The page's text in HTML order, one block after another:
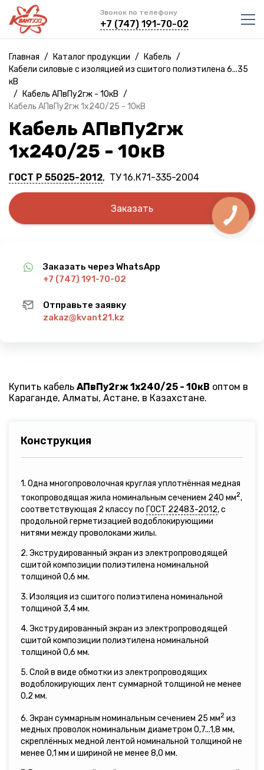
Звонок по телефону
+7 (747) 191-70-02
Главная / Каталог продукции / Кабель /
Кабели силовые с изоляцией из сшитого полиэтилена 6...35
кВ
/
Кабель АПвПу2гж - 10кВ /
Кабель АПвПу2гж 1х240/25 - 10кВ
Кабель АПвПу2гж
1х240/25 - 10кВ
ГОСТ Р 55025-2012, ТУ 16.К71-335-2004
Заказать
Заказать через WhatsApp
+7 (747) 191-70-02
Отправьте заявку
zakaz@kvant21.kz
Купить кабель АПвПу2гж 1х240/25 - 10кВ оптом в
Караганде, Алматы, Астане, в Казахстане.
Конструкция
1. Одна многопроволочная круглая уплотнённая медная
токопроводящая жила номинальным сечением 240 мм2,
соответствующая 2 классу по ГОСТ 22483-2012, с
продольной герметизацией водоблокирующими
нитями между проволоками жилы.
2. Экструдированный экран из электропроводящей
сшитой композиции полиэтилена номинальной
толщиной 0,6 мм.
3. Изоляция из сшитого полиэтилена номинальной
толщиной 3,4 мм.
4. Экструдированный экран из электропроводящей
сшитой композиции полиэтилена номинальной
толщиной 0,6 мм.
5. Слой в виде обмотки из электропроводящих
водоблокирующих лент суммарной толщиной не менее
0,2 мм.
6. Экран суммарным номинальным сечением 25 мм2 из
медных проволок номинальным диаметром 0,7...1,8 мм,
скреплённых медной лентой номинальной толщиной не
менее 0,1 мм и шириной не менее 8,0 мм.